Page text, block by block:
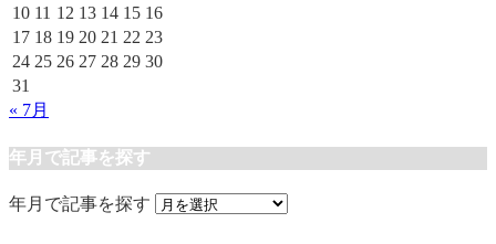
10 11 12 13 14 15 16
17 18 19 20 21 22 23
24 25 26 27 28 29 30
31
« 7月
年月で記事を探す
年月で記事を探す